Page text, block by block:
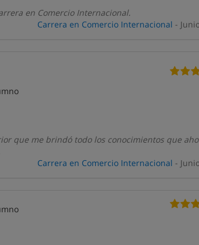
en Comercio Internacional.
Carrera en Comercio Internacional -
que me brindó todo los conocimientos que
Carrera en Comercio Internacional -